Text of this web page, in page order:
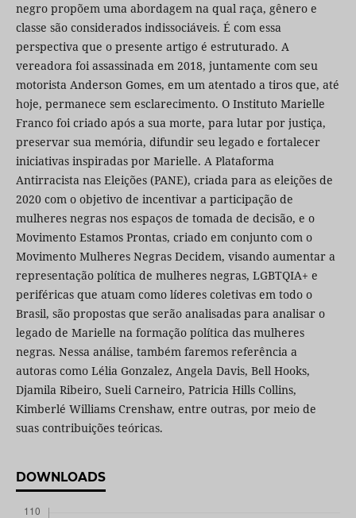
negro propõem uma abordagem na qual raça, gênero e
classe são considerados indissociáveis. É com essa
perspectiva que o presente artigo é estruturado. A
vereadora foi assassinada em 2018, juntamente com seu
motorista Anderson Gomes, em um atentado a tiros que, até
hoje, permanece sem esclarecimento. O Instituto Marielle
Franco foi criado após a sua morte, para lutar por justiça,
preservar sua memória, difundir seu legado e fortalecer
iniciativas inspiradas por Marielle. A Plataforma
Antirracista nas Eleições (PANE), criada para as eleições de
2020 com o objetivo de incentivar a participação de
mulheres negras nos espaços de tomada de decisão, e o
Movimento Estamos Prontas, criado em conjunto com o
Movimento Mulheres Negras Decidem, visando aumentar a
representação política de mulheres negras, LGBTQIA+ e
periféricas que atuam como líderes coletivas em todo o
Brasil, são propostas que serão analisadas para analisar o
legado de Marielle na formação política das mulheres
negras. Nessa análise, também faremos referência a
autoras como Lélia Gonzalez, Angela Davis, Bell Hooks,
Djamila Ribeiro, Sueli Carneiro, Patricia Hills Collins,
Kimberlé Williams Crenshaw, entre outras, por meio de
suas contribuições teóricas.
DOWNLOADS